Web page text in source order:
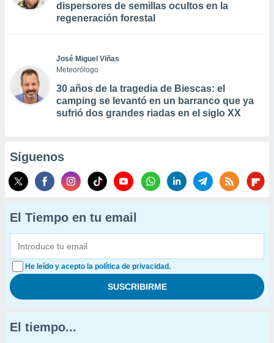
dispersores de semillas ocultos en la
regeneración forestal
José Miguel Viñas
Meteorólogo
30 años de la tragedia de Biescas: el
camping se levantó en un barranco que ya
sufrió dos grandes riadas en el siglo XX
Síguenos
El Tiempo en tu email
He leído y acepto la política de privacidad.
El tiempo...